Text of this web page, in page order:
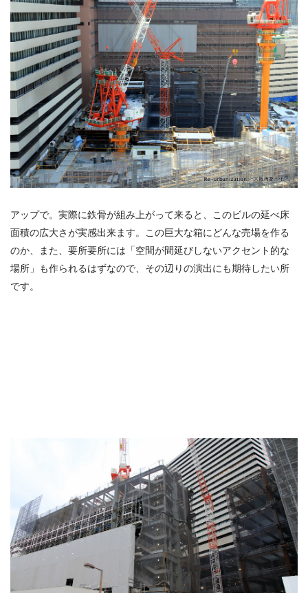
アップで。実際に鉄骨が組み上がって来ると、このビルの延べ床
面積の広大さが実感出来ます。この巨大な箱にどんな売場を作る
のか、また、要所要所には「空間が間延びしないアクセント的な
場所」も作られるはずなので、その辺りの演出にも期待したい所
です。